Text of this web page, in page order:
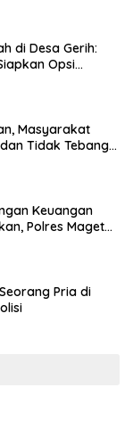
di Desa Gerih:
Opsi
Masyarakat
Tidak Tebang
Keuangan
Polres Magetan
Pria di